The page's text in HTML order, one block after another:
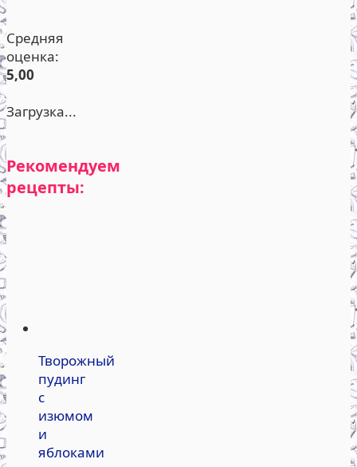
Средняя
оценка:
5,00
Загрузка...
Рекомендуем
рецепты:
Творожный
пудинг
с
изюмом
и
яблоками